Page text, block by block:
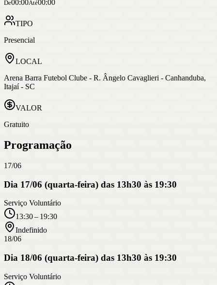
De00:00Até00:00
TIPO
Presencial
LOCAL
Arena Barra Futebol Clube - R. Ângelo Cavaglieri - Canhanduba,
Itajaí - SC
VALOR
Gratuito
Programação
17/06
Dia 17/06 (quarta-feira) das 13h30 às 19:30
Serviço Voluntário
13:30 – 19:30
Indefinido
18/06
Dia 18/06 (quarta-feira) das 13h30 às 19:30
Serviço Voluntário